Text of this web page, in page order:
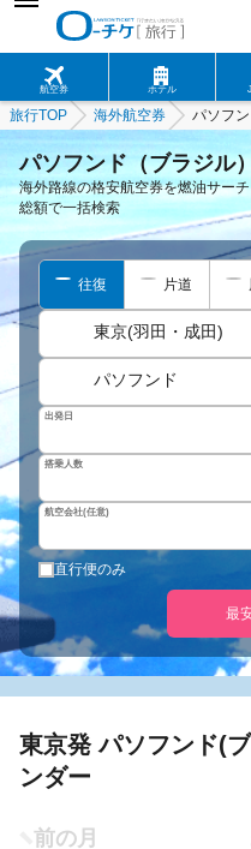
航空券 ホテル
旅行TOP 海外航空券 パソフ
パソフンド（ブラジル
海外路線の格安航空券を燃油サー
総額で一括検索
往復 片道
東京(羽田・成田)
パソフンド
出発日
搭乗人数
航空会社(任意)
直行便のみ
最
東京発 パソフンド(
ンダー